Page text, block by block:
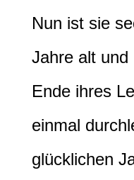
Nun ist sie
Jahre alt
Ende ihres
einmal
glücklichen